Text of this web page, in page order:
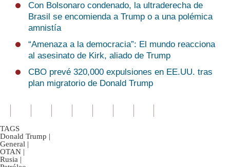
Con Bolsonaro condenado, la ultraderecha de
Brasil se encomienda a Trump o a una polémica
amnistía
“Amenaza a la democracia”: El mundo reacciona
al asesinato de Kirk, aliado de Trump
CBO prevé 320,000 expulsiones en EE.UU. tras
plan migratorio de Donald Trump
TAGS
Donald Trump |
General |
OTAN |
Rusia |